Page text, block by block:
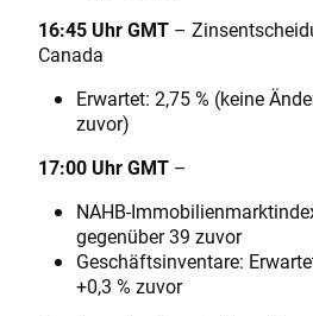
16:45 Uhr GMT –
Canada
Erwartet: 2,75 % (keine
zuvor)
17:00 Uhr GMT –
NAHB-
gegenüber 39 zuvor
Geschäftsinventare:
+0,3 % zuvor